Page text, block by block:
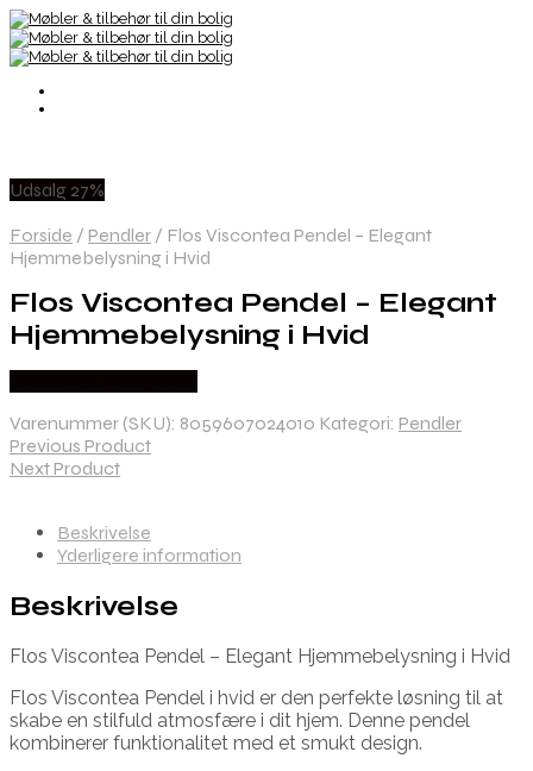
Udsalg 27%
Forside / Pendler / Flos Viscontea Pendel – Elegant
Hjemmebelysning i Hvid
Flos Viscontea Pendel – Elegant
Hjemmebelysning i Hvid
Varenummer (SKU): 8059607024010 Kategori: Pendler
Previous Product
Next Product
Beskrivelse
Yderligere information
Beskrivelse
Flos Viscontea Pendel – Elegant Hjemmebelysning i Hvid
Flos Viscontea Pendel i hvid er den perfekte løsning til at
skabe en stilfuld atmosfære i dit hjem. Denne pendel
kombinerer funktionalitet med et smukt design.